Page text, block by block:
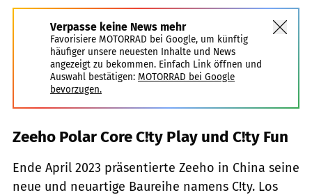
Verpasse keine News mehr
Favorisiere MOTORRAD bei Google, um künftig
häufiger unsere neuesten Inhalte und News
angezeigt zu bekommen. Einfach Link öffnen und
Auswahl bestätigen: MOTORRAD bei Google
bevorzugen.
Zeeho Polar Core C!ty Play und C!ty Fun
Ende April 2023 präsentierte Zeeho in China seine
neue und neuartige Baureihe namens C!ty. Los